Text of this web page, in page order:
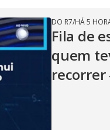
DO R7/HÁ 5
Fila de
quem
recorrer